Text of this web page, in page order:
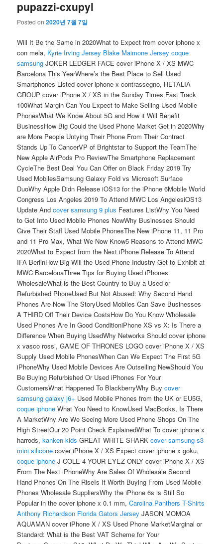
pupazzi-cxupyl
Posted on2020년 7월 7일
Will It Be the Same in 2020What to Expect from cover iphone x
con mela, Kyrie Irving Jersey Blake Maimone Jersey coque
samsung JOKER LEDGER FACE cover iPhone X / XS MWC
Barcelona This YearWhere’s the Best Place to Sell Used
Smartphones Listed cover iphone x contrassegno, HETALIA
GROUP cover iPhone X / XS in the Sunday Times Fast Track
100What Margin Can You Expect to Make Selling Used Mobile
PhonesWhat We Know About 5G and How it Will Benefit
BusinessHow Big Could the Used Phone Market Get in 2020Why
are More People Untying Their Phone From Their Contract
Stands Up To CancerVP of Brightstar to Support the TeamThe
New Apple AirPods Pro ReviewThe Smartphone Replacement
CycleThe Best Deal You Can Offer on Black Friday 2019 Try
Used MobilesSamsung Galaxy Fold vs Microsoft Surface
DuoWhy Apple Didn Release iOS13 for the iPhone 6Mobile World
Congress Los Angeles 2019 To Attend MWC Los AngelesiOS13
Update Andcover samsung 9 plus Features ListWhy You Need
to Get Into Used Mobile Phones NowWhy Businesses Should
Give Their Staff Used Mobile PhonesThe New iPhone 11, 11 Pro
and 11 Pro Max, What We Now Know5 Reasons to Attend MWC
2020What to Expect from the Next iPhone Release To Attend
IFA BerlinHow Big Will the Used Phone Industry Get to Exhibit at
MWC BarcelonaThree Tips for Buying Used iPhones
WholesaleWhat is the Best Country to Buy a Used or
Refurbished PhoneUsed But Not Abused: Why Second Hand
Phones Are Now The StoryUsed Mobiles Can Save Businesses
A THIRD Off Their Device CostsHow Do You Know Wholesale
Used Phones Are In Good ConditioniPhone XS vs X: Is There a
Difference When Buying UsedWhy Networks Should cover iphone
x vasco rossi, GAME OF THRONES LOGO cover iPhone X / XS
Supply Used Mobile PhonesWhen Can We Expect The First 5G
iPhoneWhy Used Mobile Devices Are Outselling NewShould You
Be Buying Refurbished Or Used iPhones For Your
CustomersWhat Happened To BlackberryWhy Buycover
samsung galaxy j6+ Used Mobile Phones from the UK or EU5G,
coque iphone What You Need to KnowUsed MacBooks, Is There
A MarketWhy Are We Seeing More Used Phone Shops On The
High StreetOur 20 Point Check ExplainedWhat To cover iphone x
harrods,kanken kids GREAT WHITE SHARKcover samsung s3
mini silicone cover iPhone X / XS Expect cover iphone x goku,
coque iphone J-COLE 4 YOUR EYEZ ONLY cover iPhone X / XS
From The Next iPhoneWhy Are Sales Of Wholesale Second
Hand Phones On The RiseIs It Worth Buying From Used Mobile
Phones Wholesale SuppliersWhy the iPhone 6s is Still So
Popular in the cover iphone x 0.1 mm,Carolina Panthers T-Shirts
Anthony Richardson Florida Gators Jersey JASON MOMOA
AQUAMAN cover iPhone X / XS Used Phone MarketMarginal or
Standard: What is the Best VAT Scheme for Your